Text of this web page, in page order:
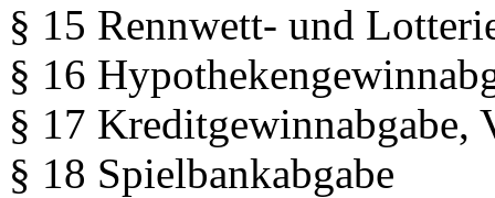
§ 15 Rennwett- und
§ 16
§ 17 Kreditgewinnabgabe,
§ 18 Spielbankabgabe